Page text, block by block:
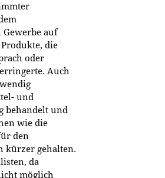
auf
die
oder
Auch
und
behandelt und
wie die
den
kürzer gehalten.
da
möglich